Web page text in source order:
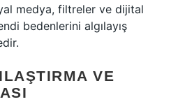
medya, filtreler ve dijital
bedenlerini algılayış
VE